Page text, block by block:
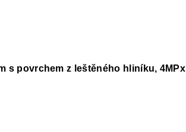
s povrchem z leštěného hliníku, 4MPx